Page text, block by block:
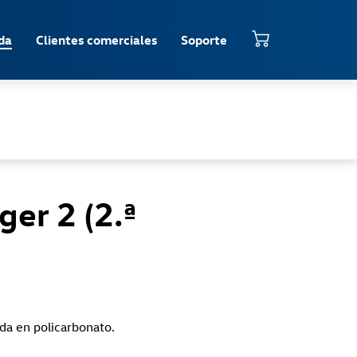
Clientes comerciales Soporte
2 (2.ª
en policarbonato.